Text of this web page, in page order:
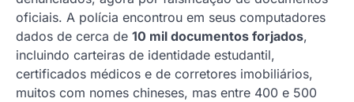
oficiais. A polícia encontrou em seus computadores
dados de cerca de 10 mil documentos forjados,
incluindo carteiras de identidade estudantil,
certificados médicos e de corretores imobiliários,
muitos com nomes chineses, mas entre 400 e 500